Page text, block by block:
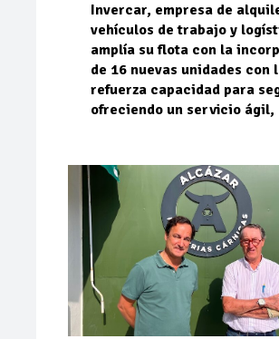
Invercar, empresa de
vehículos de trabajo y
amplía su flota con la
de 16 nuevas unidades con
refuerza capacidad para
ofreciendo un servicio ágil,